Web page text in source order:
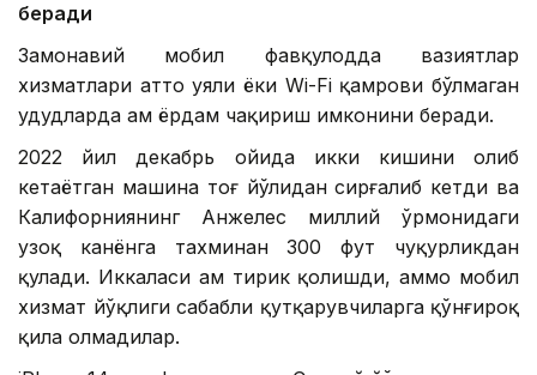
беради
Замонавий мобил фавқулодда вазиятлар
хизматлари ҳатто уяли ёки Wi-Fi қамрови бўлмаган
ҳудудларда ҳам ёрдам чақириш имконини беради.
2022 йил декабрь ойида икки кишини олиб
кетаётган машина тоғ йўлидан сирғалиб кетди ва
Калифорниянинг Анжелес миллий ўрмонидаги
узоқ канёнга тахминан 300 фут чуқурликдан
қулади. Иккаласи ҳам тирик қолишди, аммо мобил
хизмат йўқлиги сабабли қутқарувчиларга қўнғироқ
қила олмадилар.